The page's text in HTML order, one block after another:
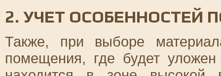
2. УЧЕТ ОСОБЕННОСТЕЙ
Также, при выборе
помещения, где будет